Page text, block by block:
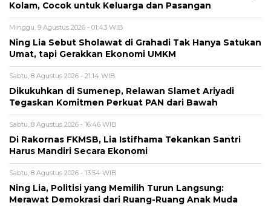
Kolam, Cocok untuk Keluarga dan Pasangan
Minggu, 9 Agustus 2026 - 01:43 WIB
Ning Lia Sebut Sholawat di Grahadi Tak Hanya Satukan
Umat, tapi Gerakkan Ekonomi UMKM
Sabtu, 8 Agustus 2026 - 21:14 WIB
Dikukuhkan di Sumenep, Relawan Slamet Ariyadi
Tegaskan Komitmen Perkuat PAN dari Bawah
Sabtu, 8 Agustus 2026 - 16:46 WIB
Di Rakornas FKMSB, Lia Istifhama Tekankan Santri
Harus Mandiri Secara Ekonomi
Sabtu, 8 Agustus 2026 - 13:54 WIB
Ning Lia, Politisi yang Memilih Turun Langsung:
Merawat Demokrasi dari Ruang-Ruang Anak Muda